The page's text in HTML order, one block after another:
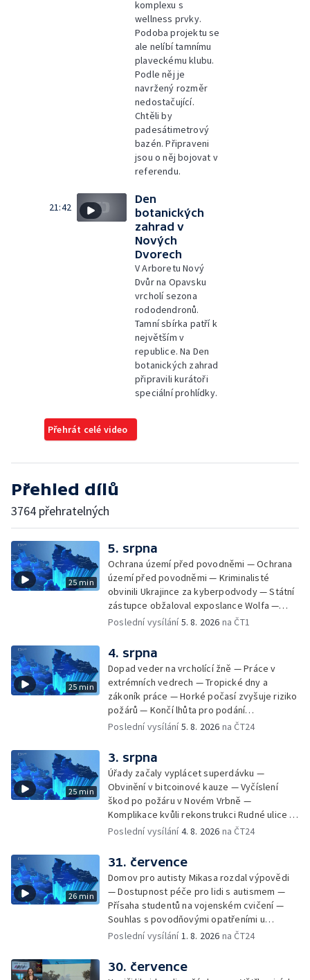
komplexu s
wellness prvky.
Podoba projektu se
ale nelíbí tamnímu
plaveckému klubu.
Podle něj je
navržený rozměr
nedostačující.
Chtěli by
padesátimetrový
bazén. Připraveni
jsou o něj bojovat v
referendu.
21:42
Den
botanických
zahrad v
Nových
Dvorech
V Arboretu Nový
Dvůr na Opavsku
vrcholí sezona
rododendronů.
Tamní sbírka patří k
největším v
republice. Na Den
botanických zahrad
připravili kurátoři
speciální prohlídky.
Přehrát celé video
Přehled dílů
3764 přehratelných
25 min
5. srpna
Ochrana území před povodněmi — Ochrana
území před povodněmi — Kriminalisté
obvinili Ukrajince za kyberpodvody — Státní
zástupce obžaloval exposlance Wolfa —
Péče o hospodářská zvířata ve vedrech —
depozitu Vlastivědného muzea Olomouc —
Zakládání nových dětských skupin — Výběr
ze sociálních sítí Události Ostrava — Tresty
pro fotbalisty za korupci — Po stopách
Gebharda Blüchera
Poslední vysílání5. 8. 2026 na ČT1
25 min
4. srpna
Dopad veder na vrcholící žně — Práce v
extrémních vedrech — Tropické dny a
zákoník práce — Horké počasí zvyšuje riziko
požárů — Končí lhůta pro podání
kandidátních listin — Končí lhůta pro podání
rozsudek v lihové kauze — Výročí
zavraždění Václava III. v Olomouci — Těžba
unikátní rašeliny pro lázně v Karlově
Studánce — Výběr ze sociálních sítí ČT —
Nový program pro léčbu obezity —
Olomoucké (nejen) shakespearovské léto
Poslední vysílání5. 8. 2026 na ČT24
25 min
3. srpna
Úřady začaly vyplácet superdávku —
Obvinění v bitcoinové kauze — Vyčíslení
škod po požáru v Novém Vrbně —
Komplikace kvůli rekonstrukci Rudné ulice —
Nárůst zájmu o klimatizace — Výluka vlaků
Protipovodňová opatření v Troubkách —
Zájem o bydlení na vysokoškolskýc kolejích
— Vrcholí sklizeň levandulí
Poslední vysílání4. 8. 2026 na ČT24
26 min
31. července
Domov pro autisty Mikasa rozdal výpovědi
— Dostupnost péče pro lidi s autismem —
Přísaha studentů na vojenském cvičení —
Souhlas s povodňovými opatřeními u
Troubek — Opravy Rudné omezí dopravu —
počasí na následující dny — Vedra táhnou na
chladnější místa — Hasiči lokalizovali požár
Poslední vysílání1. 8. 2026 na ČT24
30. července